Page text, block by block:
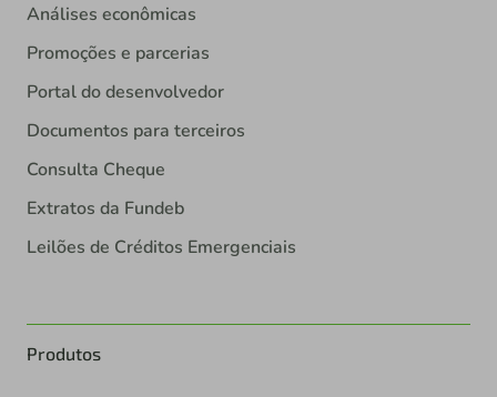
Análises econômicas
Promoções e parcerias
Portal do desenvolvedor
Documentos para terceiros
Consulta Cheque
Extratos da Fundeb
Leilões de Créditos Emergenciais
Produtos